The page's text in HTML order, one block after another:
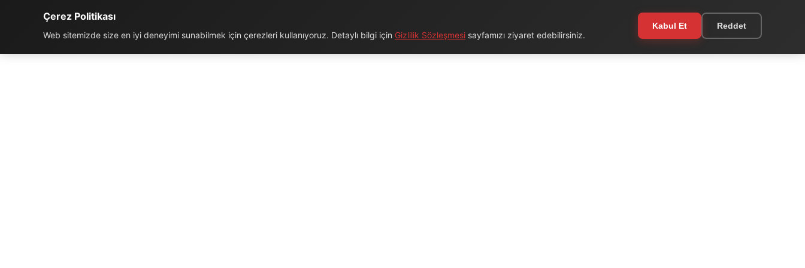
Çerez Politikası
Web sitemizde size en iyi deneyimi sunabilmek için çerezleri kullanıyoruz. Detaylı bilgi için Gizlilik Sözleşmesi sayfamızı ziyaret edebilirsiniz.
Kabul Et Reddet